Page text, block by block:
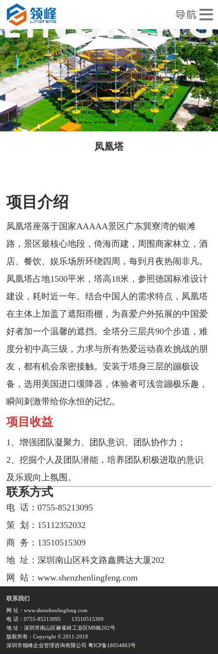
凤凰塔
项目介绍
凤凰塔座落于国家AAAAA景区广东巽寮湾的银滩
路，景区最核心地段，倚海而建，周围商家林立，酒
店、餐饮、娱乐场所环绕四周，每到月夜热闹非凡。
凤凰塔占地1500平米，塔高18米，参照德国标准设计
建设，耗时近一年。结合中国人的需求特点，凤凰塔
在主体上加盖了遮阳雨棚，为喜爱户外拓展的中国爱
好者加一个温馨的遮挡。全塔分三层共90个步道，难
度分初中高三级，力求与所有热爱运动喜欢挑战的朋
友，都有机会亲密接触。安装于塔身三层的蹦极设
备，选用美国进口缓降器，体验者可浅尝蹦极乐趣，
瞬间刺激带给你永恒的记忆。
项目收益
1、增强团队凝聚力、团队意识、团队协作力；
2、挖掘个人及团队潜能，培养团队积极进取的意识
及乐观向上氛围。
联系方式
电 话：0755-85213095
策 划：15112352032
商 务：13510515309
地 址：深圳南山区科文路鑫腾达大厦202
网 站：www.shenzhenlingfeng.com
联系我们
网 址：www.shenzhenlingfeng.com
电 话：0755-85213095
13510515309
地 址：深圳市南山区麻雀岭工业区M8栋202号
版权所有：Copyright © 2011-2018
深圳市领峰企业管理咨询有限公司 粤ICP备18054863号